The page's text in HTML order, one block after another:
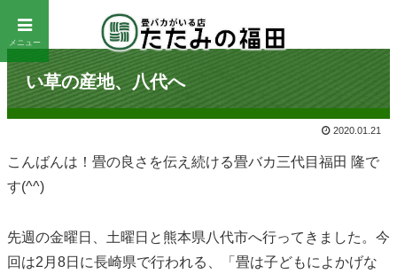
い草の産地、八代へ
2020.01.21
こんばんは！畳の良さを伝え続ける畳バカ三代目福田 隆で
す(^^)
先週の金曜日、土曜日と熊本県八代市へ行ってきました。今
回は2月8日に長崎県で行われる、「畳は子どもによかげな
メニュー